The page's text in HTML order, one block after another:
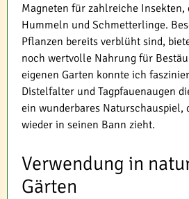
Magneten für zahlreiche Insekten,
Hummeln und Schmetterlinge.
Pflanzen bereits verblüht sind,
noch wertvolle Nahrung für
eigenen Garten konnte ich
Distelfalter und Tagpfauenaugen
ein wunderbares Naturschauspiel,
wieder in seinen Bann zieht.
Verwendung in
Gärten